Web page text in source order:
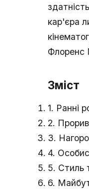
кар'єра
Флоренс
Зміст
1. Ранні
2.
3.
4.
5. Стиль
6.